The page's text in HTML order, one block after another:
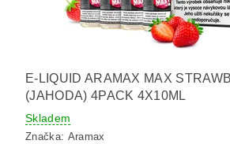
E-LIQUID ARAMAX MAX
(JAHODA) 4PACK 4X10ML
Skladem
Značka: Aramax